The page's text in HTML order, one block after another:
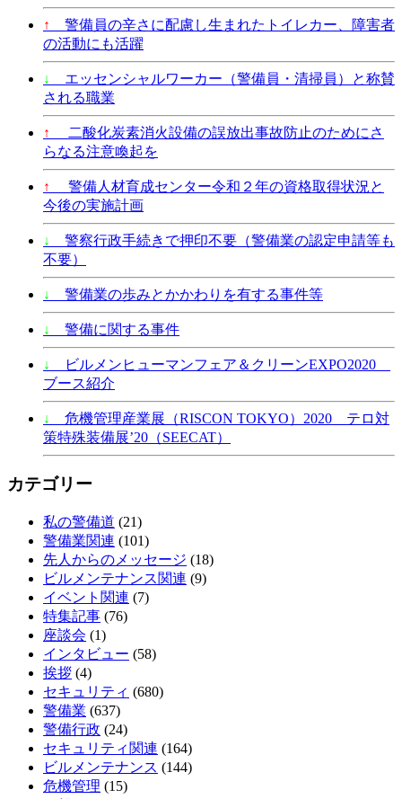
↑
警備員の辛さに配慮し生まれたトイレカー、障害者
の活動にも活躍
↓
エッセンシャルワーカー（警備員・清掃員）と称賛
される職業
↑
二酸化炭素消火設備の誤放出事故防止のためにさ
らなる注意喚起を
↑
警備人材育成センター令和２年の資格取得状況と
今後の実施計画
↓
警察行政手続きで押印不要（警備業の認定申請等も
不要）
↓ 警備業の歩みとかかわりを有する事件等
↓ 警備に関する事件
↓
ビルメンヒューマンフェア＆クリーンEXPO2020
ブース紹介
↓
危機管理産業展（RISCON TOKYO）2020 テロ対
策特殊装備展’20（SEECAT）
カテゴリー
私の警備道 (21)
警備業関連 (101)
先人からのメッセージ (18)
ビルメンテナンス関連 (9)
イベント関連 (7)
特集記事 (76)
座談会 (1)
インタビュー (58)
挨拶 (4)
セキュリティ (680)
警備業 (637)
警備行政 (24)
セキュリティ関連 (164)
ビルメンテナンス (144)
危機管理 (15)